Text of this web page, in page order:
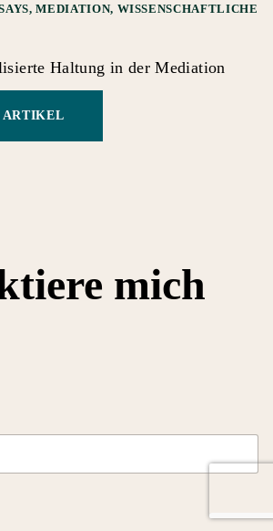
,MEDIATION, WISSENSCHAFTLICHE
Haltung in der Mediation
ARTIKEL
mich